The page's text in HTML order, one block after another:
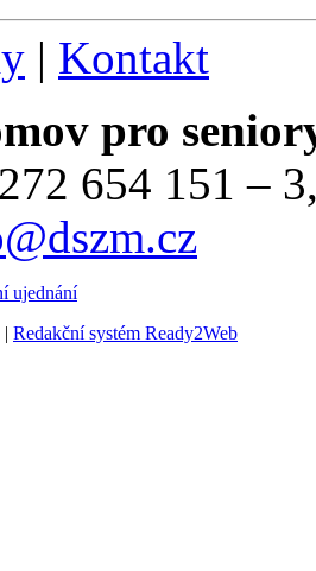
| Kontakt
pro
654 151 –
ujednání
| Redakční systém Ready2Web